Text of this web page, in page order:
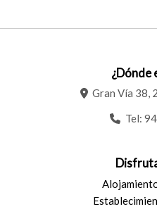
¿Dónde
Gran Vía 38,
Tel: